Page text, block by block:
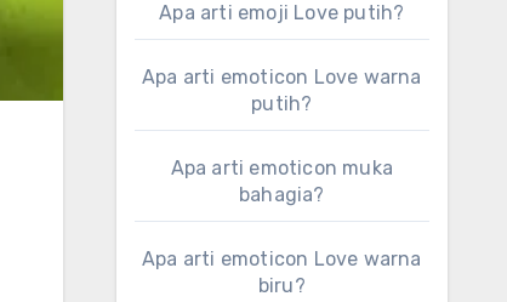
Apa arti emoji Love putih?
Apa arti emoticon Love warna
putih?
Apa arti emoticon muka
bahagia?
Apa arti emoticon Love warna
biru?